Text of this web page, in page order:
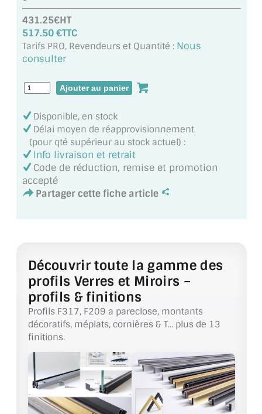
MIROIR DE SALLE DE BAIN
MIROIR PAROI DE DOUCHE
MIROIR POUR SALLE DE SPORT
MIROIR POUR SALLE DE DANSE
MIROIR ENCADRÉ
MIROIR TV
VERRE SUR MESURE
VERRE EXTRACLAIR
VERRE FEUILLETÉ
VERRE ANTI-REFLET
VERRE LAQUÉ/CRÉDENCE
VERRE FEUILLETÉ/TREMPÉ
DALLE DE SOL EN VERRE
PORTE EN VERRE
431.25€HT
517.50 €TTC
Tarifs PRO, Revendeurs et Quantité : Nous
consulter
Disponible, en stock
Délai moyen de réapprovisionnement
(pour qté supérieur au stock actuel) :
Info livraison et retrait
Code de réduction, remise et promotion
accepté
Partager cette fiche article
Découvrir toute la gamme des
profils Verres et Miroirs –
profils & finitions
Profils F317, F209 a pareclose, montants
décoratifs, méplats, cornières & T… plus de 13
finitions.